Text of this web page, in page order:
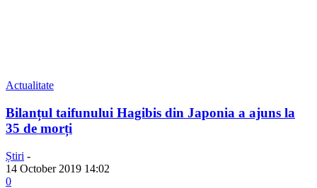
Actualitate
Bilanțul taifunului Hagibis din Japonia a ajuns la
35 de morți
Știri -
14 October 2019 14:02
0